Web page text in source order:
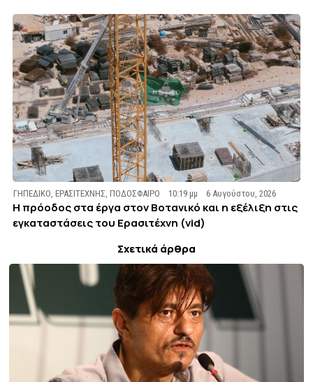
ΓΗΠΕΔΙΚΟ ,ΕΡΑΣΙΤΕΧΝΗΣ ,ΠΟΔΟΣΦΑΙΡΟ 10:19 μμ 6 Αυγούστου, 2026
Η πρόοδος στα έργα στον Βοτανικό και η εξέλιξη στις
εγκαταστάσεις του Ερασιτέχνη (vid)
Σχετικά άρθρα